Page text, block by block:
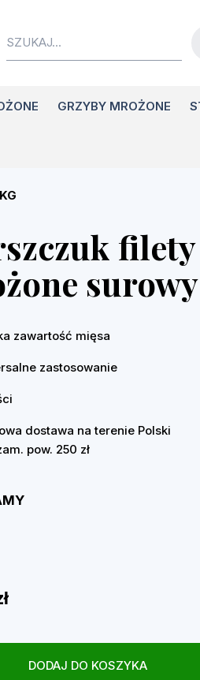
GRZYBY MROŻONE
zawartość mięsa
zastosowanie
dostawa na terenie Polski
pow. 250 zł
DODAJ DO KOSZYKA